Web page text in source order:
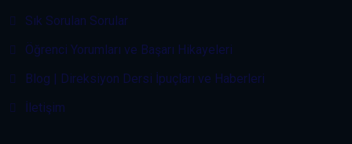
Sık Sorulan Sorular
Öğrenci Yorumları ve Başarı Hikayeleri
Blog | Direksiyon Dersi İpuçları ve Haberleri
İletişim